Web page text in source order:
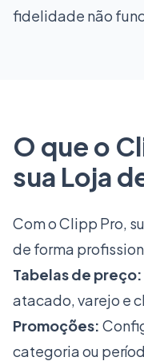
fidelidade não
O que o
sua Loja
Com o Clipp Pro,
de forma
Tabelas de preço:
atacado, varejo e
Promoções:
categoria ou